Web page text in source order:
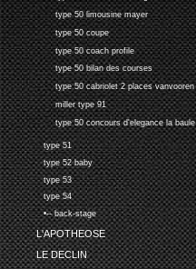
type 50 limousine mayer
type 50 coupe
type 50 coach profile
type 50 bilan des courses
type 50 cabriolet 2 places vanvooren
miller type 91
type 50 concours d'elegance la baule
type 51
type 52 baby
type 53
type 54
•-- back-stage
L'APOTHEOSE
LE DECLIN